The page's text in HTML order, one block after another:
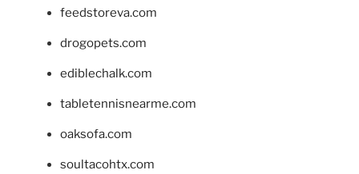
feedstoreva.com
drogopets.com
ediblechalk.com
tabletennisnearme.com
oaksofa.com
soultacohtx.com